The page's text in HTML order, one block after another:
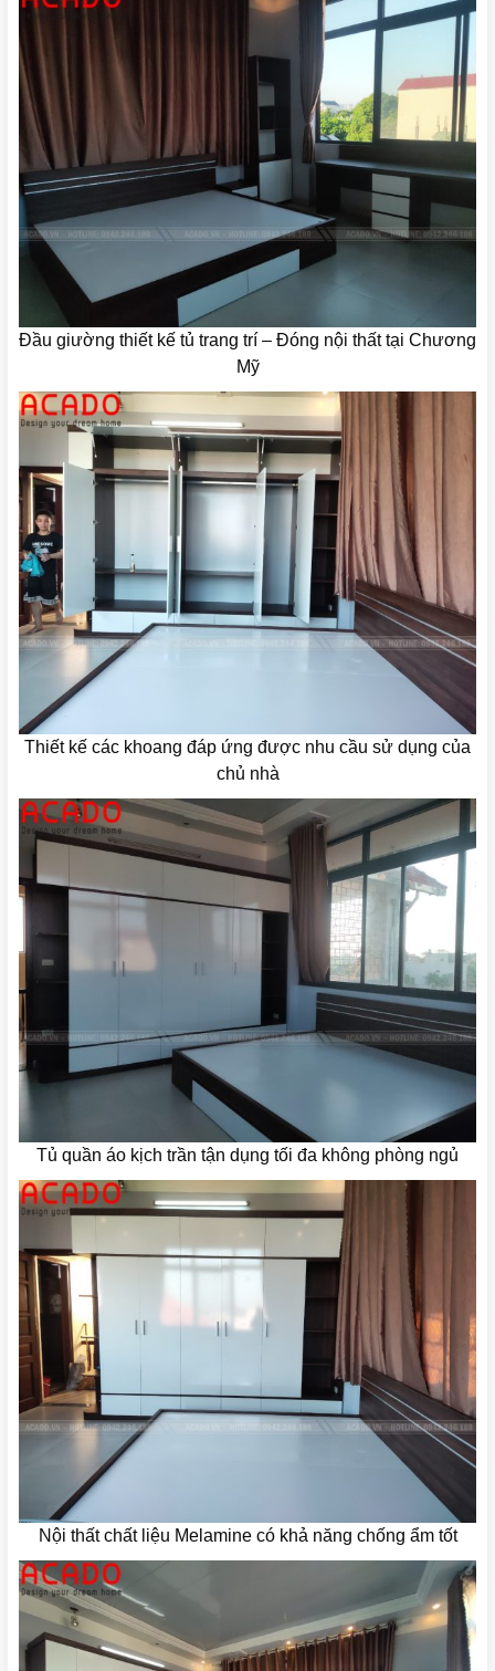
Đầu giường thiết kế tủ trang trí – Đóng nội thất tại Chương
Mỹ
Thiết kế các khoang đáp ứng được nhu cầu sử dụng của
chủ nhà
Tủ quần áo kịch trần tận dụng tối đa không phòng ngủ
Nội thất chất liệu Melamine có khả năng chống ẩm tốt